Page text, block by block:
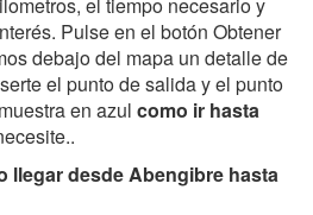
Pulse en el botón Obtener
debajo del mapa un detalle de
el punto de salida y el punto
en azul como ir hasta
llegar desde Abengibre hasta